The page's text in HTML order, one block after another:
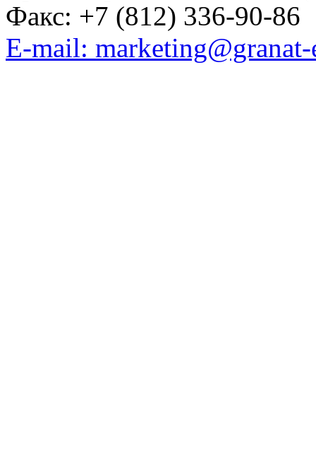
Факс: +7 (812) 336-90-86
E-mail: